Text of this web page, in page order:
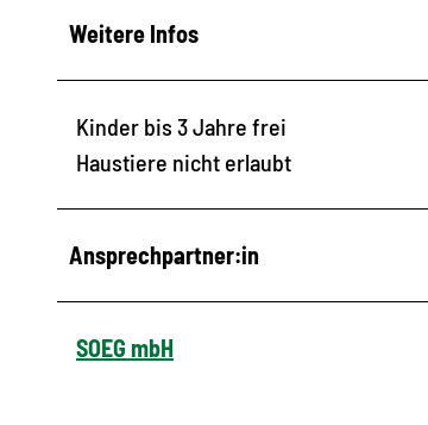
Weitere Infos
Kinder bis 3 Jahre frei
Haustiere nicht erlaubt
Ansprechpartner:in
SOEG mbH